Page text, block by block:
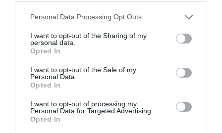
Personal Data Processing Opt Outs
I want to opt-out of the Sharing of my
personal data.
Opted In
I want to opt-out of the Sale of my
Personal Data.
Opted In
I want to opt-out of processing my
Personal Data for Targeted Advertising.
Opted In
accoglienza dignitosa e sicura
La regola
dell’Umanità
– conclude Valastro –
rispetto, solidarietà e comprensione nei
pratichiamo con gesti semplici ed efficaci.”
Nel contesto di una crisi migratoria che non
accenna a diminuire, l’intervento della Croce